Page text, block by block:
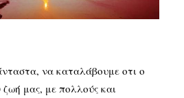
να καταλάβουμε οτι ο
ζωή μας, με πολλούς και